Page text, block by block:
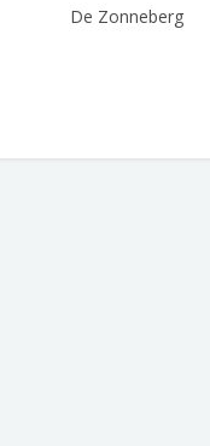
De Zonneberg